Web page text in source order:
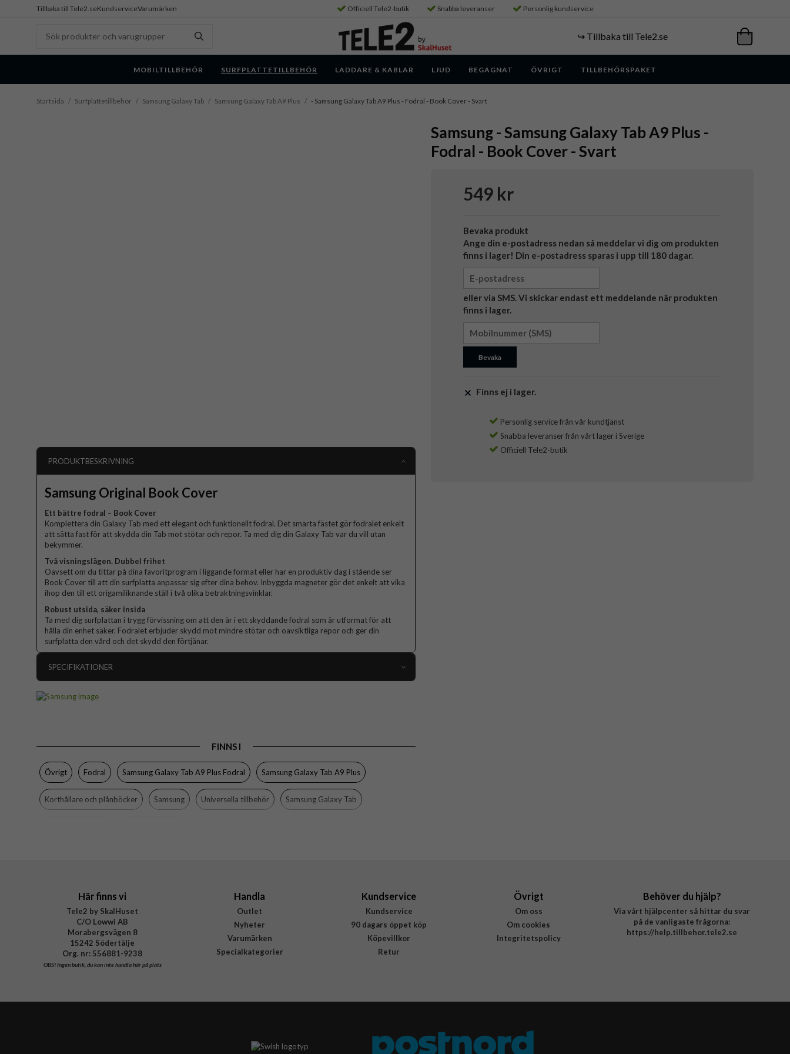
Tillbaka till Tele2.seKundserviceVarumärken Officiell Tele2-butik Snabba leveranser Personlig kundservice
↪️ Tillbaka till Tele2.se
MOBILTILLBEHÖR SURFPLATTETILLBEHÖR LADDARE & KABLAR LJUD BEGAGNAT ÖVRIGT TILLBEHÖRSPAKET
Startsida / Surfplattetillbehör / Samsung Galaxy Tab / Samsung Galaxy Tab A9 Plus / - Samsung Galaxy Tab A9 Plus - Fodral - Book Cover - Svart
Samsung - Samsung Galaxy Tab A9 Plus -
Fodral - Book Cover - Svart
549 kr
Bevaka produkt
Ange din e-postadress nedan så meddelar vi dig om produkten
finns i lager! Din e-postadress sparas i upp till 180 dagar.
eller via SMS. Vi skickar endast ett meddelande när produkten
finns i lager.
Bevaka
Finns ej i lager.
Personlig service från vår kundtjänst
Snabba leveranser från vårt lager i Sverige
Officiell Tele2-butik
PRODUKTBESKRIVNING
Samsung Original Book Cover
Ett bättre fodral – Book Cover
Komplettera din Galaxy Tab med ett elegant och funktionellt fodral. Det smarta fästet gör fodralet enkelt
att sätta fast för att skydda din Tab mot stötar och repor. Ta med dig din Galaxy Tab var du vill utan
bekymmer.
Två visningslägen. Dubbel frihet
Oavsett om du tittar på dina favoritprogram i liggande format eller har en produktiv dag i stående ser
Book Cover till att din surfplatta anpassar sig efter dina behov. Inbyggda magneter gör det enkelt att vika
ihop den till ett origamiliknande ställ i två olika betraktningsvinklar.
Robust utsida, säker insida
Ta med dig surfplattan i trygg förvissning om att den är i ett skyddande fodral som är utformat för att
hålla din enhet säker. Fodralet erbjuder skydd mot mindre stötar och oavsiktliga repor och ger din
surfplatta den vård och det skydd den förtjänar.
SPECIFIKATIONER
Egenskaper
Stativfunktion
Färg
Material
Hårdplast (PC), Mjukplast (TPU)
Varumärke
FINNS I
Övrigt Fodral Samsung Galaxy Tab A9 Plus Fodral Samsung Galaxy Tab A9 Plus
Korthållare och plånböcker Samsung Universella tillbehör Samsung Galaxy Tab
Här finns vi
Tele2 by SkalHuset
C/O Lowwi AB
Morabergsvägen 8
15242 Södertälje
Org. nr: 556881-9238
OBS!Ingen butik, du kan inte handla här på plats
Handla
Outlet
Nyheter
Varumärken
Specialkategorier
Kundservice
Kundservice
90 dagars öppet köp
Köpevillkor
Retur
Övrigt
Om oss
Om cookies
Integritetspolicy
Behöver du hjälp?
Via vårt hjälpcenter så hittar du svar
på de vanligaste frågorna:
https://help.tillbehor.tele2.se